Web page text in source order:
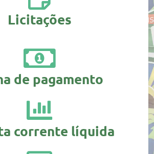
Licitações
de pagamento
corrente líquida